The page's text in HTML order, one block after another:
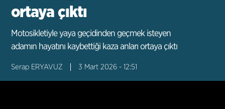
ortaya çıktı
Motosikletiyle yaya geçidinden geçmek isteyen
adamın hayatını kaybettiği kaza anları ortaya çıktı
Serap ERYAVUZ 3 Mart 2026 - 12:51